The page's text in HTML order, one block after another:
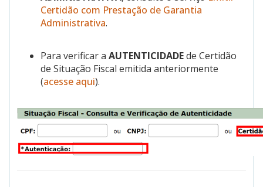
Certidão com Prestação de Garantia
Administrativa.
Para verificar a AUTENTICIDADEde Certidão
de Situação Fiscal emitida anteriormente
(acesse aqui).